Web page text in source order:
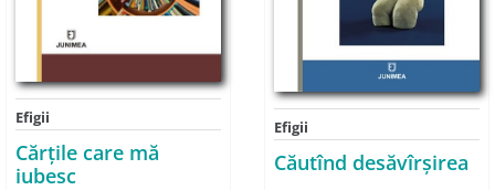
Efigii
Cărţile care mă
iubesc
Efigii
Căutînd desăvîrşirea